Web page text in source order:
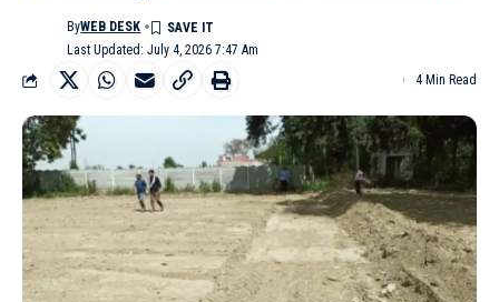
Last Updated: July 4, 2026 7:47 Am
ByWEB DESK
4 Min Read